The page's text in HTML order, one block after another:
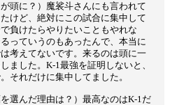
頭に？）魔裟斗さんにも言われて
けど、絶対にこの試合に集中して
負けたらやりたいこともやれな
っていうのもあったんで、本当に
考えてないです。来るのは頭に一
ました。K-1最強を証明しないと、
それだけに集中してました。
選んだ理由は？）最高なのはK-1だ